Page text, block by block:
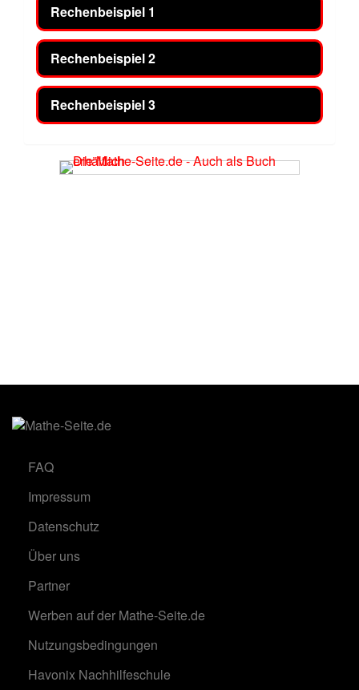
Rechenbeispiel 1
Rechenbeispiel 2
Rechenbeispiel 3
FAQ
Impressum
Datenschutz
Über uns
Partner
Werben auf der Mathe-Seite.de
Nutzungsbedingungen
Havonix Nachhilfeschule